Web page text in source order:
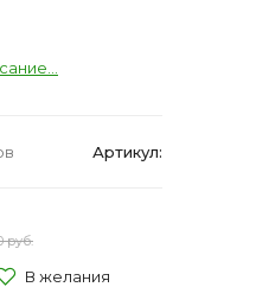
Артикул:
руб.